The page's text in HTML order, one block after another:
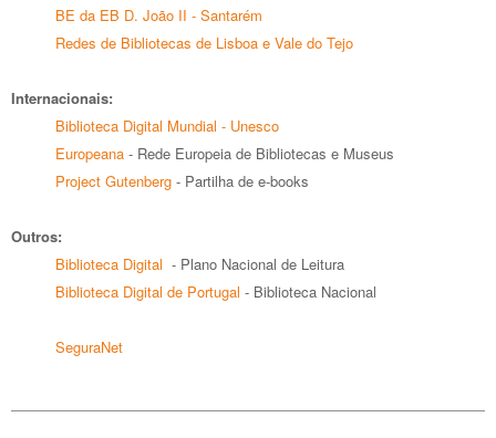
BE da EB D. João II - Santarém
Redes de Bibliotecas de Lisboa e Vale do Tejo
Internacionais:
Biblioteca Digital Mundial - Unesco
Europeana - Rede Europeia de Bibliotecas e Museus
Project Gutenberg - Partilha de e-books
Outros:
Biblioteca Digital - Plano Nacional de Leitura
Biblioteca Digital de Portugal - Biblioteca Nacional
SeguraNet